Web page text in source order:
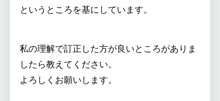
というところを基にしています。
私の理解で訂正した方が良いところがありま
したら教えてください。
よろしくお願いします。